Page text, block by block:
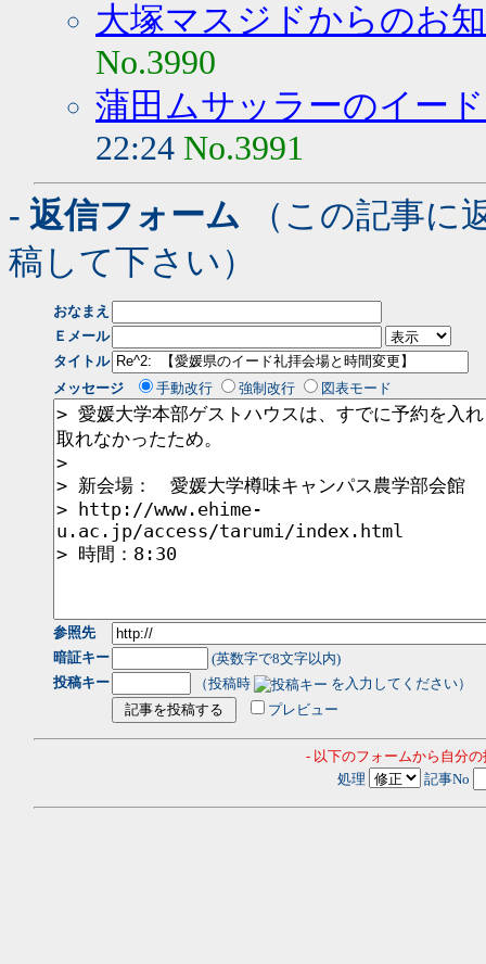
大塚マスジドからのお
No.3990
蒲田ムサッラーのイー
22:24 No.3991
- 返信フォーム （この記事に
稿して下さい）
おなまえ
Ｅメール
タイトル
メッセージ
手動改行 強制改行 図表モード
参照先
暗証キー
(英数字で8文字以内)
投稿キー
（投稿時
を入力してください）
プレビュー
- 以下のフォームから自分
処理
記事No